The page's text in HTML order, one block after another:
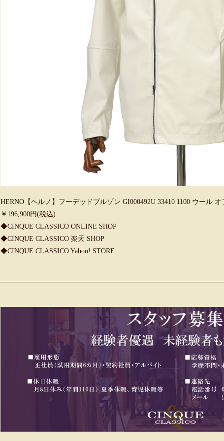
HERNO【ヘルノ】フーデッドブルゾン GI000492U 33410 1100 ウール オ
￥196,900円(税込)
◆CINQUE CLASSICO ONLINE SHOP
◆CINQUE CLASSICO 楽天 SHOP
◆CINQUE CLASSICO Yahoo! STORE